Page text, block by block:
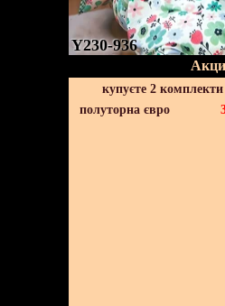
Y230-936
купуєте 2
полуторна євро